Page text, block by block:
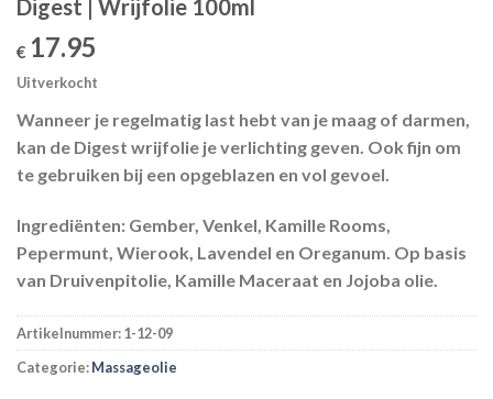
Digest | Wrijfolie 100ml
€ 17.95
Uitverkocht
Wanneer je regelmatig last hebt van je maag of darmen,
kan de Digest wrijfolie je verlichting geven. Ook fijn om
te gebruiken bij een opgeblazen en vol gevoel.
Ingrediënten: Gember, Venkel, Kamille Rooms,
Pepermunt, Wierook, Lavendel en Oreganum. Op basis
van Druivenpitolie, Kamille Maceraat en Jojoba olie.
Artikelnummer:1-12-09
Categorie:Massageolie